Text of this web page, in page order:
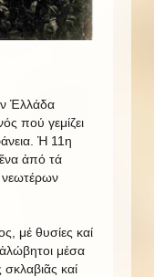
Ἑλλάδα
πού γεμίζει
Ἡ 11η
ἀπό τά
νεωτέρων
μέ θυσίες καί
μέσα
καί